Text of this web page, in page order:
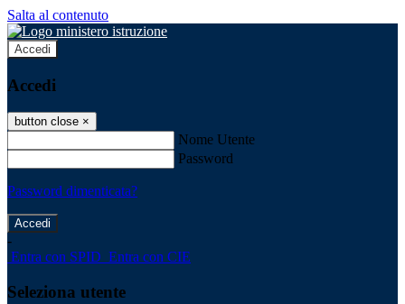
Salta al contenuto
Accedi
Accedi
button close ×
Nome Utente
Password
Password dimenticata?
-
Entra con SPID Entra con CIE
Seleziona utente